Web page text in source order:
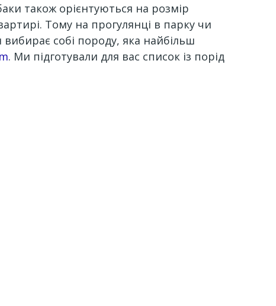
також орієнтуються на розмір
Тому на прогулянці в парку чи
вибирає собі породу, яка найбільш
. Ми підготували для вас список із порід